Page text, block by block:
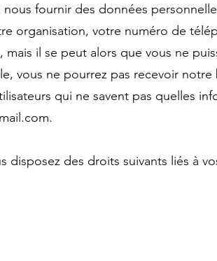
fournir des données
organisation, votre numéro de
il se peut alors que vous ne
vous ne pourrez pas recevoir
qui ne savent pas quelles
.
disposez des droits suivants liés à